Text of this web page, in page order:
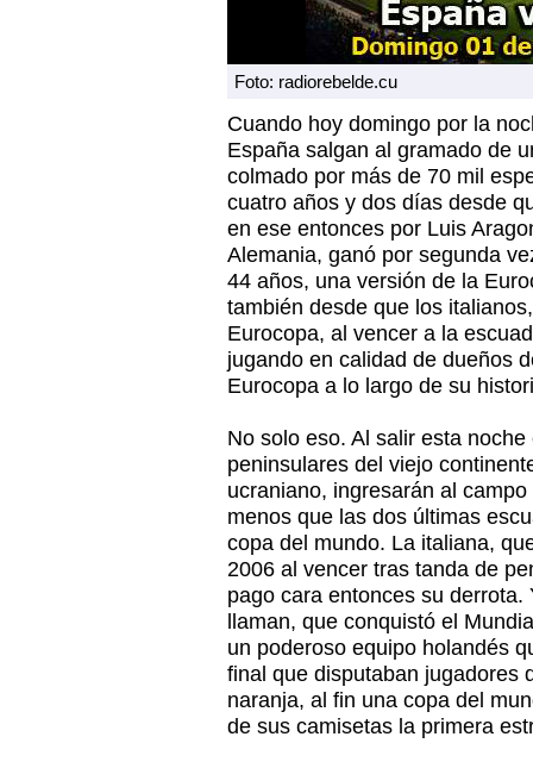
Foto: radiorebelde.cu
Cuando hoy domingo por la
España salgan al gramado de
colmado por más de 70 mil
cuatro años y dos días desde
en ese entonces por Luis
Alemania, ganó por segunda
44 años, una versión de la
también desde que los
Eurocopa, al vencer a la
jugando en calidad de dueños
Eurocopa a lo largo de su
No solo eso. Al salir esta
peninsulares del viejo
ucraniano, ingresarán al
menos que las dos últimas
copa del mundo. La italiana,
2006 al vencer tras tanda de
pago cara entonces su
llaman, que conquistó el
un poderoso equipo holandés
final que disputaban jugadores
naranja, al fin una copa del
de sus camisetas la primera